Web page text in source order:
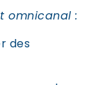
omnicanal :
des